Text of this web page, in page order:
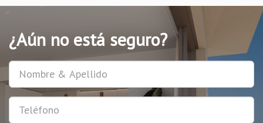
¿Aún no está seguro?
Usuario
Teléfono